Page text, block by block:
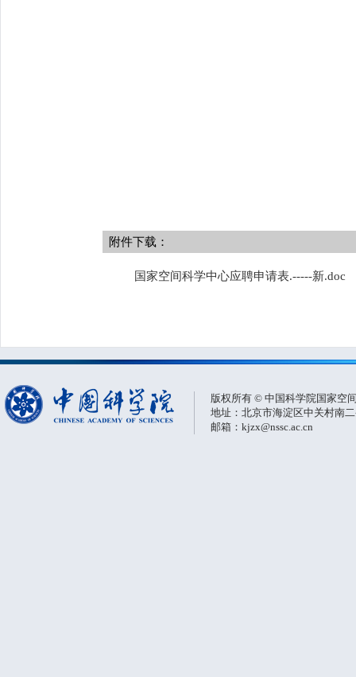
附件下载：
国家空间科学中心应聘申请表.-----新.doc
版权所有 © 中国科学院国家空
地址：北京市海淀区中关村南
邮箱：kjzx@nssc.ac.cn